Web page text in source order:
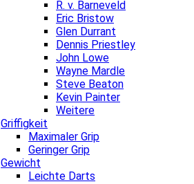
R. v. Barneveld
Eric Bristow
Glen Durrant
Dennis Priestley
John Lowe
Wayne Mardle
Steve Beaton
Kevin Painter
Weitere
Griffigkeit
Maximaler Grip
Geringer Grip
Gewicht
Leichte Darts